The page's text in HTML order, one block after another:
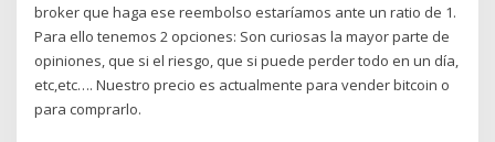
broker que haga ese reembolso estaríamos ante un ratio de 1.
Para ello tenemos 2 opciones: Son curiosas la mayor parte de
opiniones, que si el riesgo, que si puede perder todo en un día,
etc,etc…. Nuestro precio es actualmente para vender bitcoin o
para comprarlo.